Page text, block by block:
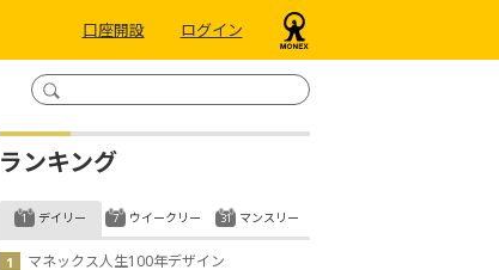
口座開設 ログイン
ランキング
デイリー
マネックス人生100年デザイン
ウイークリー マンスリー